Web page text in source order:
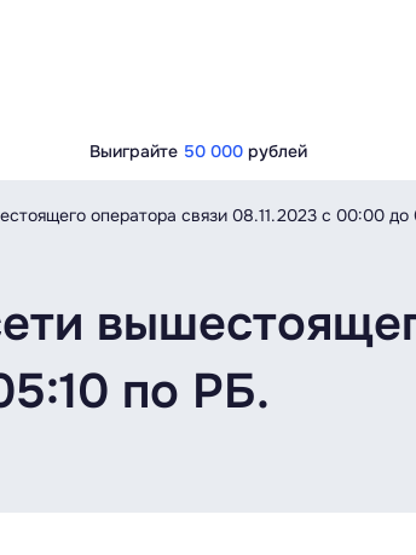
Выиграйте 50 000 рублей
оператора связи 08.11.2023 c 00:00 до
по РБ.